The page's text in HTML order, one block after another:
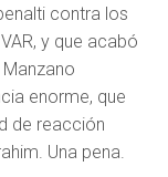
contra los
y que acabó
enorme, que
de reacción
Una pena.